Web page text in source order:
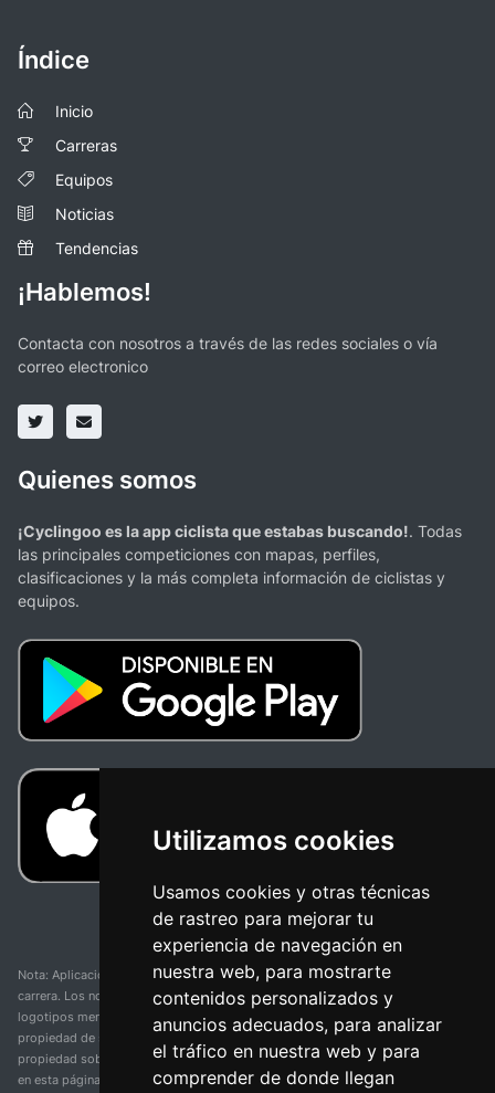
Utilizamos cookies
Usamos cookies y otras técnicas
de rastreo para mejorar tu
experiencia de navegación en
nuestra web, para mostrarte
contenidos personalizados y
anuncios adecuados, para analizar
el tráfico en nuestra web y para
comprender de donde llegan
Índice
Inicio
Carreras
Equipos
Noticias
Tendencias
¡Hablemos!
Contacta con nosotros a través de las redes sociales o vía
correo electronico
Quienes somos
¡Cyclingoo es la app ciclista que estabas buscando!. Todas
las principales competiciones con mapas, perfiles,
clasificaciones y la más completa información de ciclistas y
equipos.
Nota: Aplicación y web no oficial y no relacionada con ninguna organización o
carrera. Los nombres de equipos, competiciones, marcas comerciales y
logotipos mencionados en esta página de resultados de ciclismo son
propiedad de sus respectivos dueños. No tenemos afiliación, patrocinio ni
propiedad sobre estas marcas comerciales. Toda la información proporcionada
en esta página se presenta únicamente con fines informativos y para la